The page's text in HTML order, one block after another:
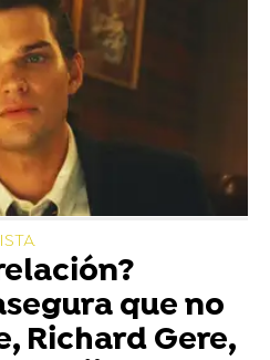
que no
Richard Gere,